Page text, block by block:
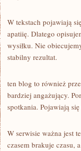
W tekstach pojawiają
apatiię. Dlatego
wysiłku. Nie
stabilny rezultat.
ten blog to również
bardziej angażujący.
spotkania. Pojawiają
W serwisie ważna jest
czasem brakuje czasu,